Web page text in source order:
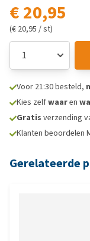
€ 20,95
(€ 20,95 / st)
Voor 21:30 besteld,
Kies zelfwaaren
Gratis verzending
Klanten beoordelen
Gerelateerde